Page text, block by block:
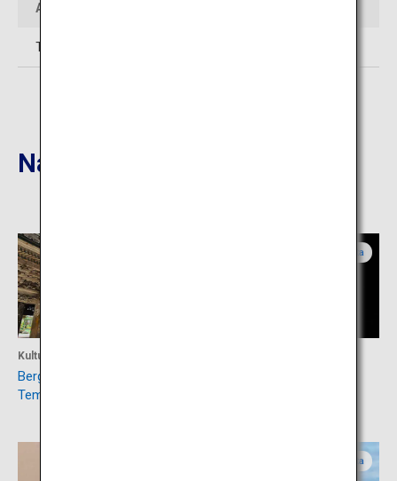
Anfragen
Tel: 0235-75-2258 (Tourismusverband Yunohama Onsen)
Nahgelegene Reiseziele
Kultur
Berg Ryutaku, Zenpo-ji-
Tempel
Yamagata
Yamagata